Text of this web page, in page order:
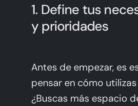
1. Define tus
y prioridades
Antes de empezar, es
pensar en cómo
¿Buscas más espacio